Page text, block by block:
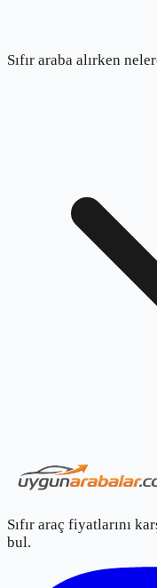
Sıfır araba alırken
Sıfır araç fiyatlarını
bul.